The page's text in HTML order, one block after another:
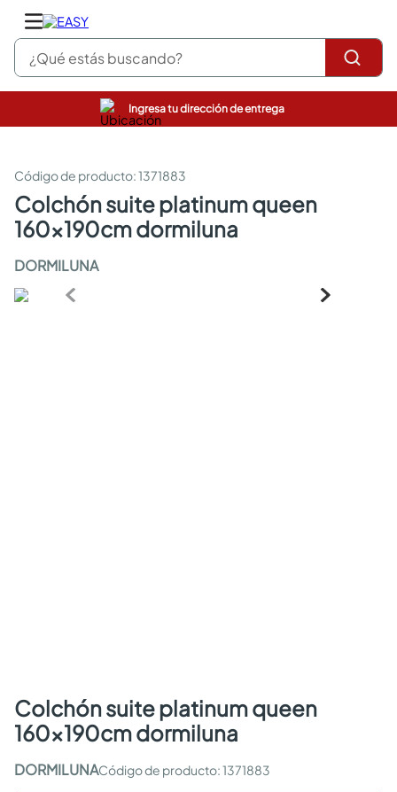
¿Qué estás buscando?
Ingresa tu dirección de entrega
:1371883
colchón suite platinum queen
160x190cm dormiluna
DORMILUNA
colchón suite platinum queen
160x190cm dormiluna
DORMILUNA :1371883
pinturas
sanitarios
comedor
escritorio
armarios closet
comedores